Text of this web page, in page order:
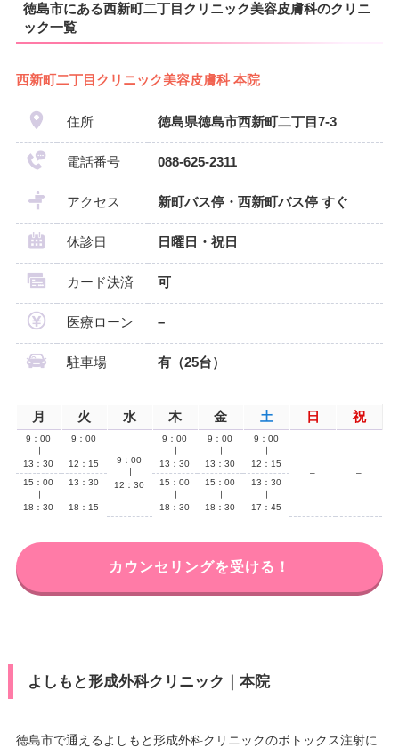
徳島市にある西新町二丁目クリニック美容皮膚科のクリニ
ック一覧
西新町二丁目クリニック美容皮膚科 本院
住所 徳島県徳島市西新町二丁目7-3
電話番号 088-625-2311
アクセス 新町バス停・西新町バス停 すぐ
休診日 日曜日・祝日
カード決済 可
医療ローン –
駐車場 有（25台）
月 火 水 木 金 土 日 祝
9：00
13：30
9：00
12：15
9：00
12：30
9：00
13：30
9：00
13：30
9：00
12：15
–
–
15：00
18：30
13：30
18：15
15：00
18：30
15：00
18：30
13：30
17：45
カウンセリングを受ける！
よしもと形成外科クリニック｜本院
徳島市で通えるよしもと形成外科クリニックのボトックス注射に